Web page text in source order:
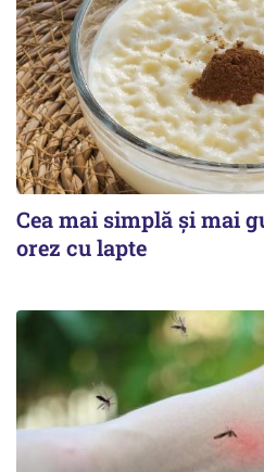
Cea mai simplă și mai
orez cu lapte